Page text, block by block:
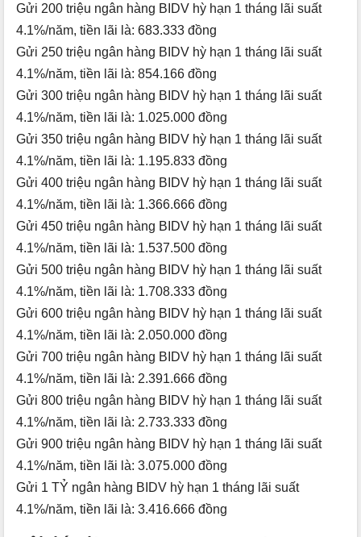
Gửi 200 triệu ngân hàng BIDV hỳ hạn 1 tháng lãi suất
4.1%/năm, tiền lãi là: 683.333 đồng
Gửi 250 triệu ngân hàng BIDV hỳ hạn 1 tháng lãi suất
4.1%/năm, tiền lãi là: 854.166 đồng
Gửi 300 triệu ngân hàng BIDV hỳ hạn 1 tháng lãi suất
4.1%/năm, tiền lãi là: 1.025.000 đồng
Gửi 350 triệu ngân hàng BIDV hỳ hạn 1 tháng lãi suất
4.1%/năm, tiền lãi là: 1.195.833 đồng
Gửi 400 triệu ngân hàng BIDV hỳ hạn 1 tháng lãi suất
4.1%/năm, tiền lãi là: 1.366.666 đồng
Gửi 450 triệu ngân hàng BIDV hỳ hạn 1 tháng lãi suất
4.1%/năm, tiền lãi là: 1.537.500 đồng
Gửi 500 triệu ngân hàng BIDV hỳ hạn 1 tháng lãi suất
4.1%/năm, tiền lãi là: 1.708.333 đồng
Gửi 600 triệu ngân hàng BIDV hỳ hạn 1 tháng lãi suất
4.1%/năm, tiền lãi là: 2.050.000 đồng
Gửi 700 triệu ngân hàng BIDV hỳ hạn 1 tháng lãi suất
4.1%/năm, tiền lãi là: 2.391.666 đồng
Gửi 800 triệu ngân hàng BIDV hỳ hạn 1 tháng lãi suất
4.1%/năm, tiền lãi là: 2.733.333 đồng
Gửi 900 triệu ngân hàng BIDV hỳ hạn 1 tháng lãi suất
4.1%/năm, tiền lãi là: 3.075.000 đồng
Gửi 1 TỶ ngân hàng BIDV hỳ hạn 1 tháng lãi suất
4.1%/năm, tiền lãi là: 3.416.666 đồng